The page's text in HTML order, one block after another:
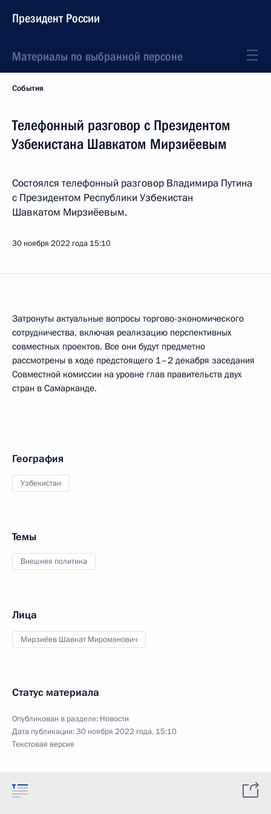
Президент России
Материалы по выбранной персоне
События
Телефонный разговор с Президентом
Узбекистана Шавкатом Мирзиёевым
Состоялся телефонный разговор Владимира Путина
с Президентом Республики Узбекистан
Шавкатом Мирзиёевым.
30 ноября 2022 года 15:10
Затронуты актуальные вопросы торгово-экономического
сотрудничества, включая реализацию перспективных
совместных проектов. Все они будут предметно
рассмотрены в ходе предстоящего 1–2 декабря заседания
Совместной комиссии на уровне глав правительств двух
стран в Самарканде.
География
Узбекистан
Темы
Внешняя политика
Лица
Мирзиёев Шавкат Миромонович
Статус материала
Опубликован в разделе: Новости
Дата публикации:30 ноября 2022 года, 15:10
Текстовая версия